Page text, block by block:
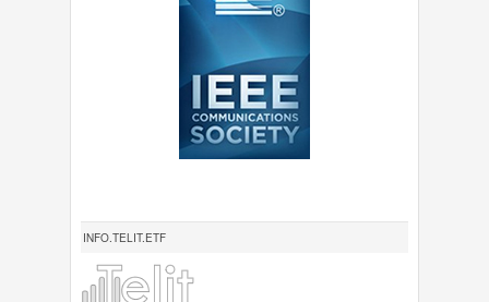
INFO.TELIT.ETF